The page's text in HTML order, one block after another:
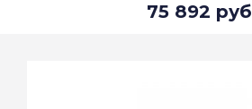
75 892 руб